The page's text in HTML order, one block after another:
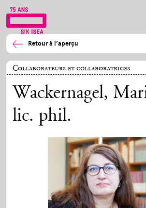
Retour à l’aperçu
Collaborateurs et collaboratrices
Wackernagel,
lic. phil.